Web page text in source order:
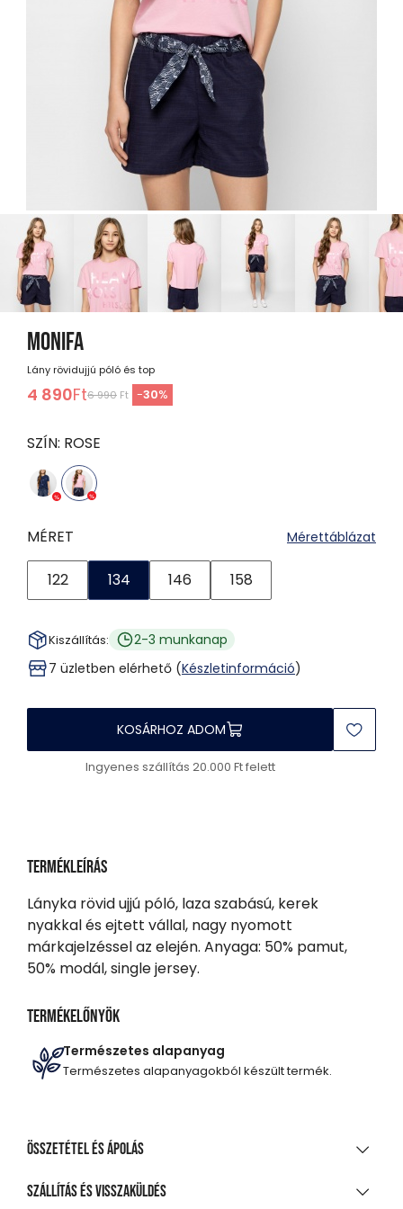
MONIFA
Lány rövidujjú póló és top
4 890Ft6 990 Ft -30%
SZÍN: ROSE
MÉRET Mérettáblázat
122 134 146 158
Kiszállítás:
2-3 munkanap
7 üzletben elérhető (Készletinformáció)
KOSÁRHOZ ADOM
Ingyenes szállítás 20.000 Ft felett
Termékleírás
Lányka rövid ujjú póló, laza szabású, kerek
nyakkal és ejtett vállal, nagy nyomott
márkajelzéssel az elején. Anyaga: 50% pamut,
50% modál, single jersey.
Termékelőnyök
Természetes alapanyag
Természetes alapanyagokból készült termék.
Összetétel és ápolás
ANYAGÖSSZETÉTEL
Szállítás és visszaküldés